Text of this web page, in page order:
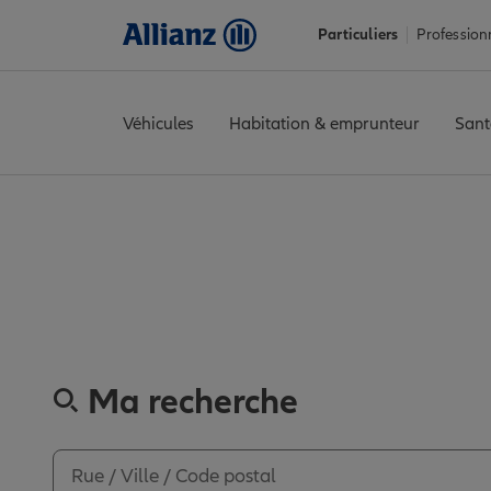
Particuliers
Véhicules Habitation & emprunteur
Ma recherche